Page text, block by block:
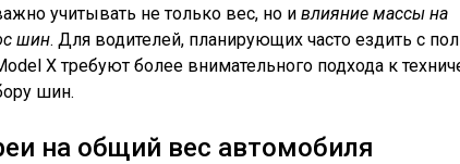
учитывать не только вес, но и влияние массы на
шин. Для водителей, планирующих часто ездить с
X требуют более внимательного подхода к
шин.
на общий вес автомобиля